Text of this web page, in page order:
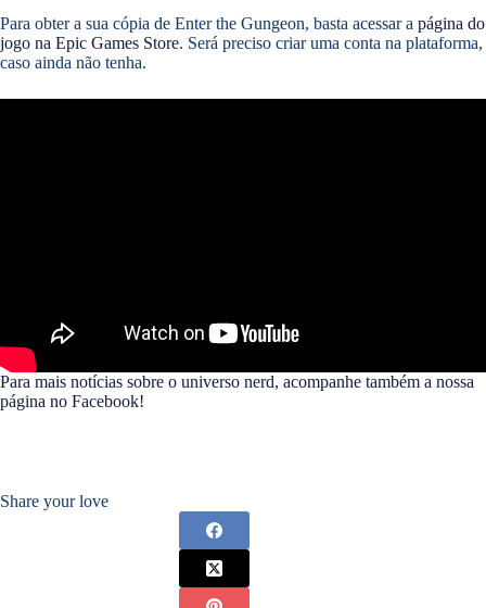
Para obter a sua cópia de Enter the Gungeon, basta acessar a página do
jogo na Epic Games Store. Será preciso criar uma conta na plataforma,
caso ainda não tenha.
Para mais notícias sobre o universo nerd, acompanhe também a nossa
página no Facebook!
Share your love